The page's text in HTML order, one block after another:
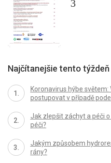
3
Najčítanejšie tento týždeň
Koronavirus hýbe
postupovat v případě
Jak zlepšit záchyt a péči
péči?
Jakým způsobem
rány?